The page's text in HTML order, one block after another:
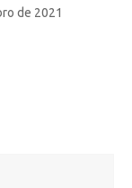
de 2021